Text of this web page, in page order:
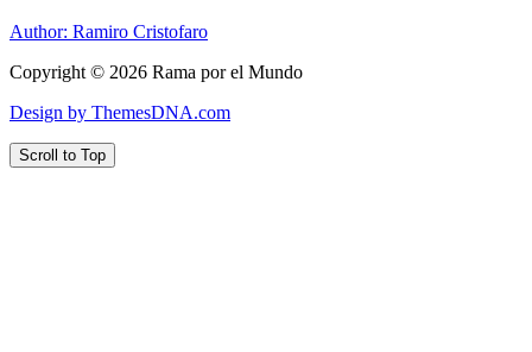
Author: Ramiro Cristofaro
Copyright © 2026 Rama por el Mundo
Design by ThemesDNA.com
Scroll to Top